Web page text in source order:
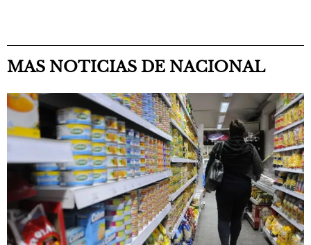
MAS NOTICIAS DE NACIONAL